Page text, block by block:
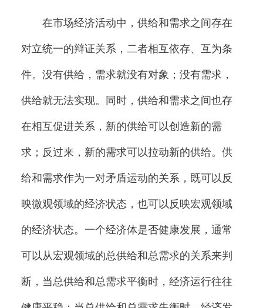
在市场经济活动中，供给和需求之间存在
对立统一的辩证关系，二者相互依存、互为条
件。没有供给，需求就没有对象；没有需求，
供给就无法实现。同时，供给和需求之间也存
在相互促进关系，新的供给可以创造新的需
求；反过来，新的需求可以拉动新的供给。供
给和需求作为一对矛盾运动的关系，既可以反
映微观领域的经济状态，也可以反映宏观领域
的经济状态。一个经济体是否健康发展，通常
可以从宏观领域的总供给和总需求的关系来判
断，当总供给和总需求平衡时，经济运行往往